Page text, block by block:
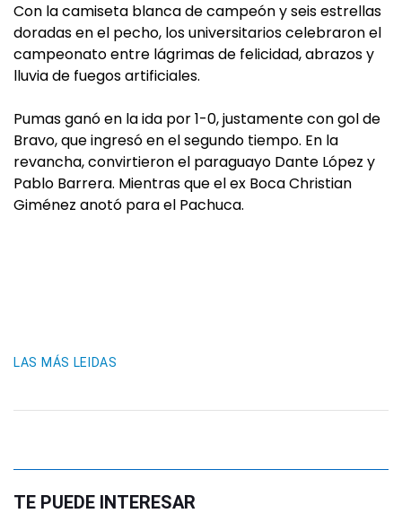
Con la camiseta blanca de campeón y seis estrellas
doradas en el pecho, los universitarios celebraron el
campeonato entre lágrimas de felicidad, abrazos y
lluvia de fuegos artificiales.
Pumas ganó en la ida por 1-0, justamente con gol de
Bravo, que ingresó en el segundo tiempo. En la
revancha, convirtieron el paraguayo Dante López y
Pablo Barrera. Mientras que el ex Boca Christian
Giménez anotó para el Pachuca.
LAS MÁS LEIDAS
TE PUEDE INTERESAR